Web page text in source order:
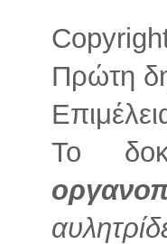
Πρώτη
Το